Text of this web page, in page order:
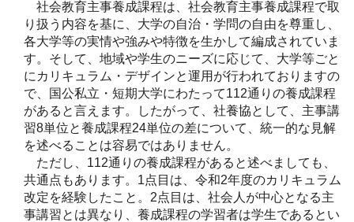
社会教育主事養成課程は、社会教育主事養成課程で取
り扱う内容を基に、大学の自治・学問の自由を尊重し、
各大学等の実情や強みや特徴を生かして編成されていま
す。そして、地域や学生のニーズに応じて、大学等ごと
にカリキュラム・デザインと運用が行われておりますの
で、国公私立・短期大学にわたって112通りの養成課程
があると言えます。したがって、社養協として、主事講
習8単位と養成課程24単位の差について、統一的な見解
を述べることは容易ではありません。
ただし、112通りの養成課程があると述べましても、
共通点もあります。1点目は、令和2年度のカリキュラム
改定を経験したこと。2点目は、社会人が中心となる主
事講習とは異なり、養成課程の学習者は学生であるとい